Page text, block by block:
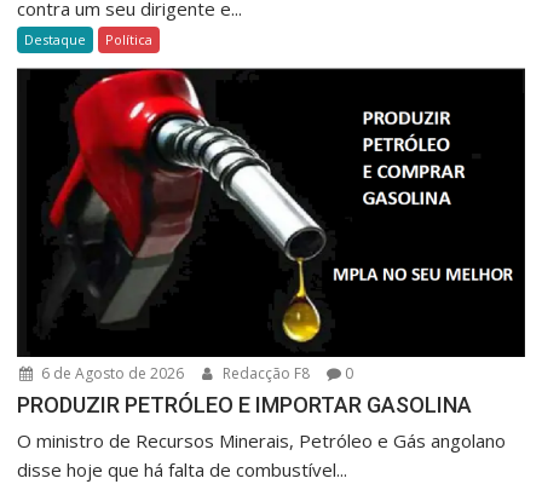
contra um seu dirigente e...
Destaque Política
6 de Agosto de 2026 Redacção F8 0
PRODUZIR PETRÓLEO E IMPORTAR GASOLINA
O ministro de Recursos Minerais, Petróleo e Gás angolano
disse hoje que há falta de combustível...